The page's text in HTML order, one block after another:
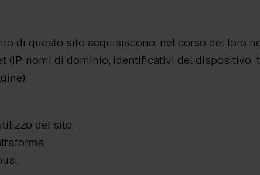
di questo sito acquisiscono, nel corso del loro
(IP, nomi di dominio, identificativi del dispositivo,
del sito.